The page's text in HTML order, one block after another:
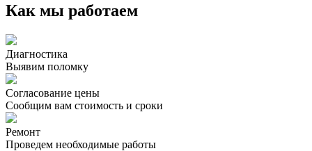
Как мы работаем
Диагностика
Выявим поломку
Согласование цены
Сообщим вам стоимость и сроки
Ремонт
Проведем необходимые работы